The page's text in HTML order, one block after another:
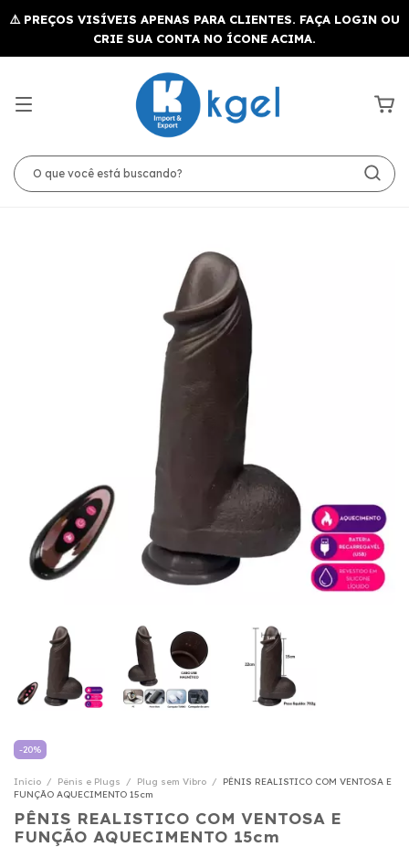
-20%
Início / Pênis e Plugs / Plug sem Vibro /
PÊNIS REALISTICO COM VENTOSA E
FUNÇÃO AQUECIMENTO 15cm
PÊNIS REALISTICO COM VENTOSA E
FUNÇÃO AQUECIMENTO 15cm